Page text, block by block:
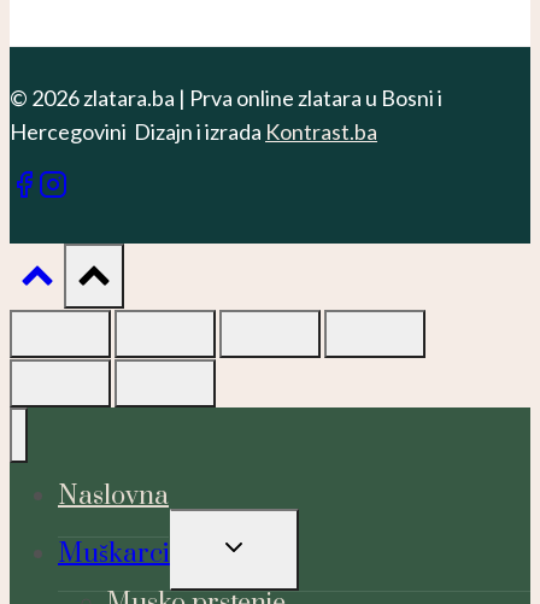
© 2026 zlatara.ba | Prva online zlatara u Bosni i
Hercegovini Dizajn i izrada Kontrast.ba
Naslovna
Muškarci
TOGGLE
MENU